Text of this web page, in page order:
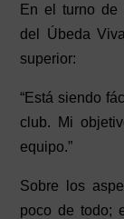
En el turno de
del Úbeda
superior:
“Está siendo
club. Mi
equipo.”
Sobre los
poco de todo;